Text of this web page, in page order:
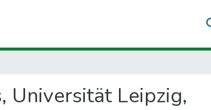
Universität Leipzig,